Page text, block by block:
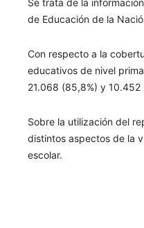
Se trata de la
de Educación de la
Con respecto a la
educativos de nivel
21.068 (85,8%) y 10.452
Sobre la utilización del
distintos aspectos de la
escolar.